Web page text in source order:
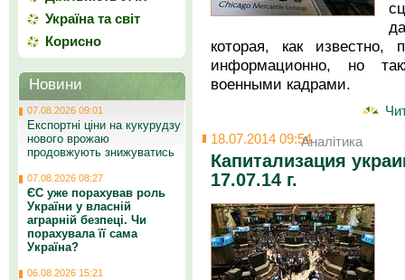
которая, как известно,
информационно, но
военными кадрами.
18.07.2014 09:54Аналітика
Капитализация
17.07.14 г.
Україна та світ
Корисно
Новини
07.08.2026 09:01
Експортні ціни на кукурудзу
нового врожаю
продовжують знижуватись
07.08.2026 08:27
ЄС уже порахував роль
України у власній
аграрній безпеці. Чи
порахувала її сама
Україна?
06.08.2026 15:21